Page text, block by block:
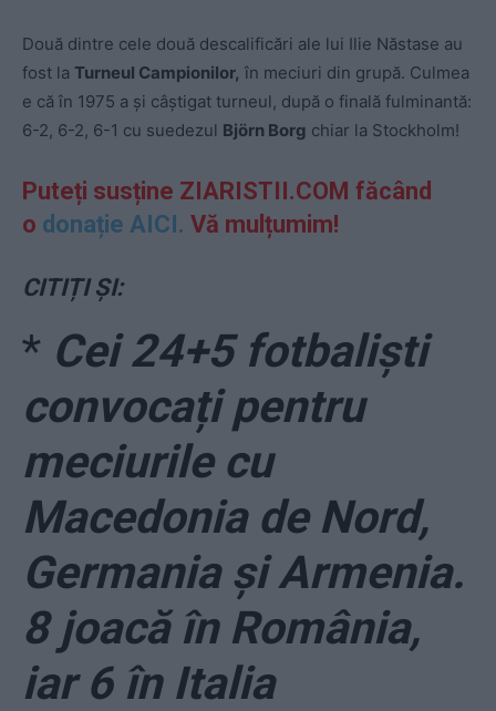
Două dintre cele două descalificări ale lui Ilie Năstase au
fost la Turneul Campionilor, în meciuri din grupă. Culmea
e că în 1975 a și câștigat turneul, după o finală fulminantă:
6-2, 6-2, 6-1 cu suedezul Björn Borg chiar la Stockholm!
Puteți susține ZIARISTII.COM făcând
o donație AICI. Vă mulțumim!
CITIȚI ȘI:
* Cei 24+5 fotbaliști
convocați pentru
meciurile cu
Macedonia de Nord,
Germania și Armenia.
8 joacă în România,
iar 6 în Italia